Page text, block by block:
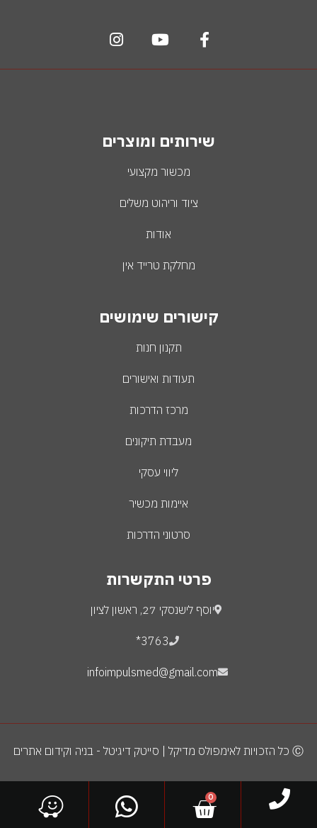
שירותים ומוצרים
מכשור מקצועי
ציוד וריהוט משלים
אודות
מחלקת טרייד אין
קישורים שימושים
תקנון חנות
תעודות ואישורים
מרכז הדרכות
מעבדת תיקונים
ליווי עסקי
איימות מכשיר
סרטוני הדרכות
פרטי התקשרות
יוסף לישנסקי 27, ראשון לציון
3763*
infoimpulsmed@gmail.com
Ⓒ כל הזכויות לאימפולס מדיקל | סייטק דיגיטל - בניה וקידום אתרים
0